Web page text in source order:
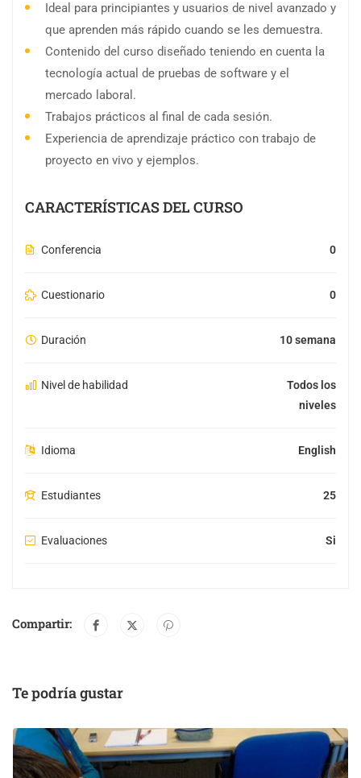
Ideal para principiantes y usuarios de nivel avanzado y
que aprenden más rápido cuando se les demuestra.
Contenido del curso diseñado teniendo en cuenta la
tecnología actual de pruebas de software y el
mercado laboral.
Trabajos prácticos al final de cada sesión.
Experiencia de aprendizaje práctico con trabajo de
proyecto en vivo y ejemplos.
CARACTERÍSTICAS DEL CURSO
Conferencia 0
Cuestionario 0
Duración 10 semana
Nivel de habilidad
Todos los
niveles
Idioma English
Estudiantes 25
Evaluaciones Si
Compartir:
Te podría gustar